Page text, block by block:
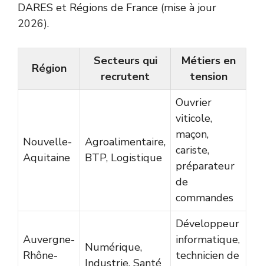
DARES et Régions de France (mise à jour
2026).
Région
Secteurs qui
recrutent
Métiers en
tension
Nouvelle-
Aquitaine
Agroalimentaire,
BTP, Logistique
Ouvrier
viticole,
maçon,
cariste,
préparateur
de
commandes
Auvergne-
Rhône-
Numérique,
Développeur
informatique,
technicien de